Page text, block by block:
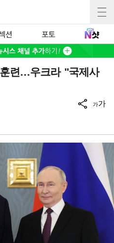
션 포토
련…우크라 "국제사
가가